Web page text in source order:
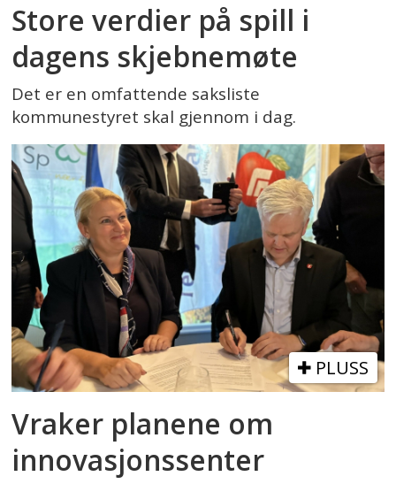
Store verdier på spill i
dagens skjebnemøte
Det er en omfattende saksliste
kommunestyret skal gjennom i dag.
PLUSS
Vraker planene om
innovasjonssenter